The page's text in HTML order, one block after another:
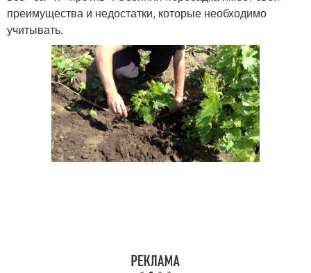
преимущества и недостатки, которые необходимо
учитывать.